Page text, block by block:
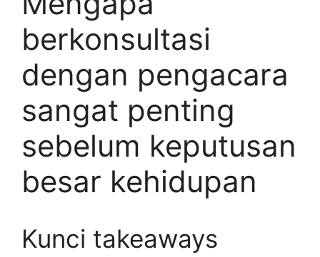
berkonsultasi
dengan pengacara
sangat penting
sebelum keputusan
besar kehidupan
Kunci takeaways